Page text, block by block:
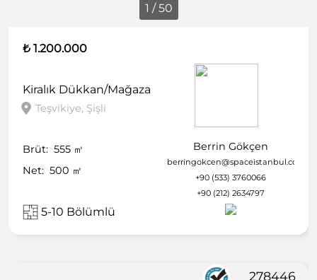
1 / 50
₺ 1.200.000
Kiralık Dükkan/Mağaza
Teşvikiye, Şişli
Brüt: 555 ㎡
Net: 500 ㎡
5-10 Bölümlü
Berrin Gökçen
berringokcen@spaceistanbul.com
+90 (533) 3760066
+90 (212) 2634797
278446